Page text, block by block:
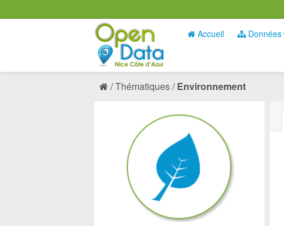
Accueil Données
Thématiques Environnement